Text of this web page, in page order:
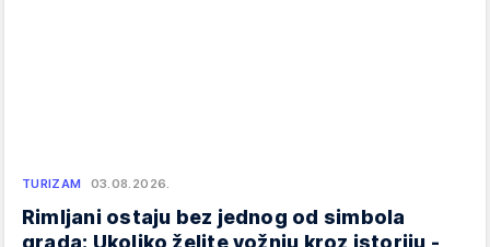
TURIZAM 03.08.2026.
Rimljani ostaju bez jednog od simbola
grada: Ukoliko želite vožnju kroz istoriju -